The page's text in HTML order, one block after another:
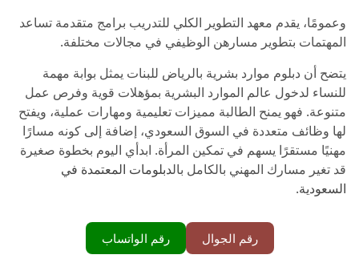
وعمومًا، يقدم معهد التطوير الكلي للتدريب برامج متقدمة تساعد
المهتمات بتطوير مسارهن الوظيفي في مجالات مختلفة.
يتضح أن دبلوم موارد بشرية بالرياض للبنات يمثل بوابة مهمة
للنساء لدخول عالم الموارد البشرية بمؤهلات قوية وفرص عمل
متنوعة. فهو يمنح الطالبة مميزات تعليمية ومهارات عملية، ويفتح
لها وظائف متعددة في السوق السعودي، إضافة إلى كونه مسارًا
مهنيًا مستقرًا يسهم في تمكين المرأة. ابدأي اليوم بخطوة صغيرة
قد تغير مسارك المهني بالكامل بالدبلومات المعتمدة في
السعودية.
رقم الجوال رقم الواتساب